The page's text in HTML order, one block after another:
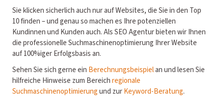
Sie klicken sicherlich auch nur auf Websites, die Sie in den Top
10 finden – und genau so machen es Ihre potenziellen
Kundinnen und Kunden auch. Als SEO Agentur bieten wir Ihnen
die professionelle Suchmaschinenoptimierung Ihrer Website
auf 100%iger Erfolgsbasis an.
Sehen Sie sich gerne ein Berechnungsbeispielan und lesen Sie
hilfreiche Hinweise zum Bereichregionale
Suchmaschinenoptimierungund zurKeyword-Beratung.